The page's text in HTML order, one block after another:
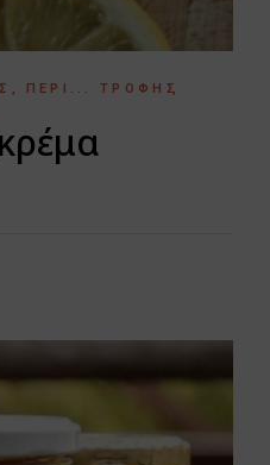
ΠΕΡΊ... ΤΡΟΦΉΣ